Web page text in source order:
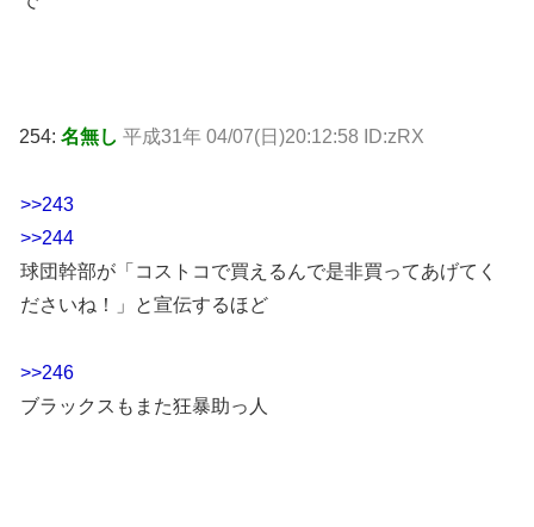
254: 名無し 平成31年 04/07(日)20:12:58 ID:zRX
>>243
>>244
球団幹部が「コストコで買えるんで是非買ってあげてく
ださいね！」と宣伝するほど
>>246
ブラックスもまた狂暴助っ人